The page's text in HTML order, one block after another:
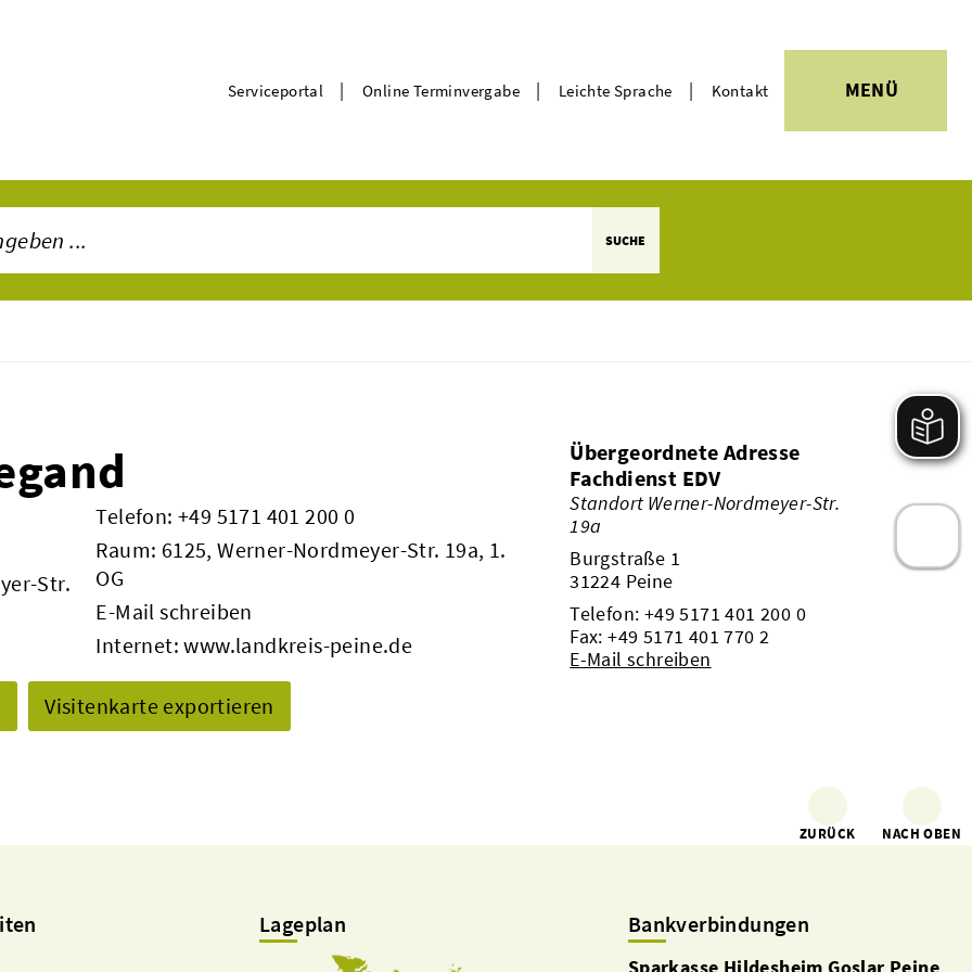
Serviceportal | Online Terminvergabe | Leichte Sprache | Kontakt MENÜ
SUCHE
Str.
Telefon: +49 5171 401 200 0
Raum: 6125, Werner-Nordmeyer-Str. 19a, 1.
OG
E-Mail schreiben
Internet:www.landkreis-peine.de
Visitenkarte exportieren
Übergeordnete Adresse
Fachdienst EDV
Standort Werner-Nordmeyer-Str.
19a
Burgstraße 1
31224 Peine
Telefon: +49 5171 401 200 0
Fax: +49 5171 401 770 2
E-Mail schreiben
ZURÜCK NACH OBEN
Lageplan Bankverbindungen